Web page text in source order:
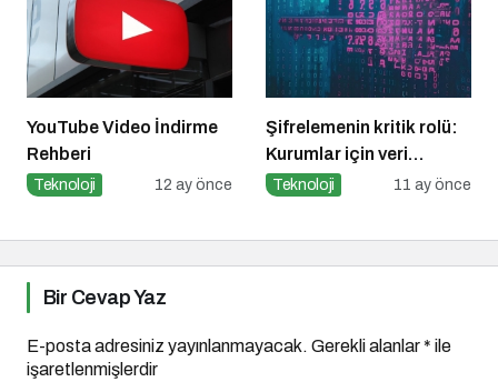
YouTube Video İndirme
Rehberi
Teknoloji 12 ay önce
Şifrelemenin kritik rolü:
Kurumlar için veri
güvenliğinin temel
Teknoloji 11 ay önce
Bir Cevap Yaz
E-posta adresiniz yayınlanmayacak. Gerekli alanlar* ile
işaretlenmişlerdir